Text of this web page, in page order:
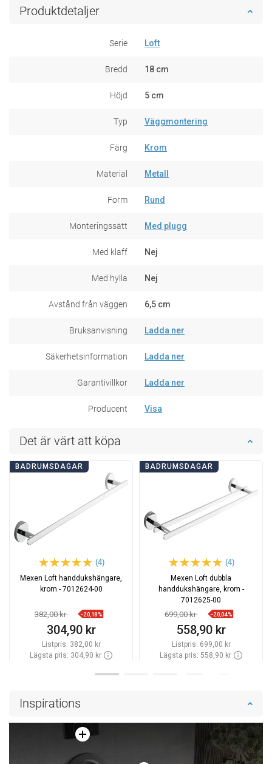
Produktdetaljer
Serie Loft
Bredd 18 cm
Höjd 5 cm
Typ Väggmontering
Färg Krom
Material Metall
Form Rund
Monteringssätt Med plugg
Med klaff Nej
Med hylla Nej
Avstånd från väggen 6,5 cm
Bruksanvisning Ladda ner
Säkerhetsinformation Ladda ner
Garantivillkor Ladda ner
Producent Visa
Det är värt att köpa
BADRUMSDAGAR
(4)
Mexen Loft handdukshängare,
krom - 7012624-00
382,00 kr −20,18%
304,90 kr
Listpris: 382,00 kr
Lägsta pris: 304,90 kr
BADRUMSDAGAR
(4)
Mexen Loft dubbla
handdukshängare, krom -
7012625-00
699,00 kr −20,04%
558,90 kr
Listpris: 699,00 kr
Lägsta pris: 558,90 kr
Inspirations